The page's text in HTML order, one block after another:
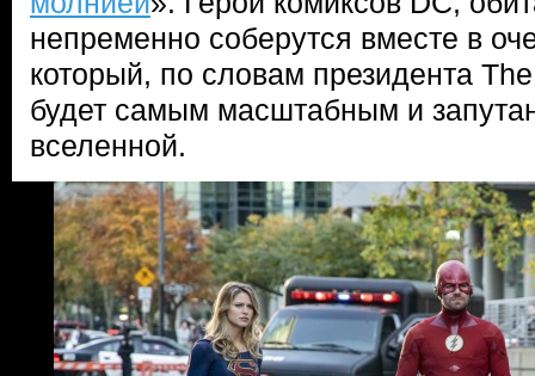
непременно соберутся вместе в
который, по словам президента
будет самым масштабным и
вселенной.